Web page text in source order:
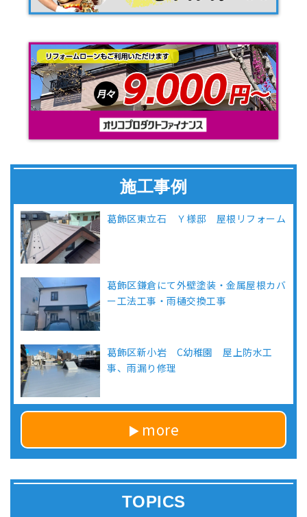
施工事例
葛飾区東立石 Ｙ様邸 屋根リフォーム
葛飾区鎌倉にて外壁塗装・金属屋根カバ
ー工法工事・雨樋交換工事
葛飾区新小岩 C幼稚園 屋上防水工
事、雨漏り修理
more
TOPICS